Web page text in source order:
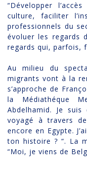
“Développer
culture, faciliter
professionnels du
évoluer les regards
regards qui, parfois,
Au milieu du
migrants vont à la
s’approche de
la Médiathéque
Abdelhamid. Je suis
voyagé à travers
encore en Egypte.
ton histoire ? “. La
“Moi, je viens de